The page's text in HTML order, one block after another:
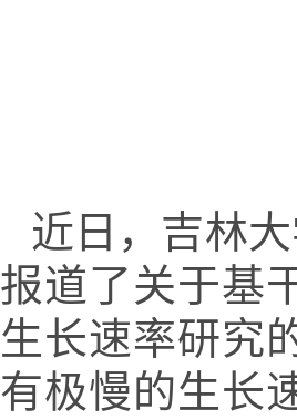
近日，吉林
报道了关于基
生长速率研究
有极慢的生长